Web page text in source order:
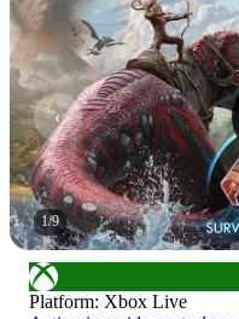
1/9
Platform: Xbox Live